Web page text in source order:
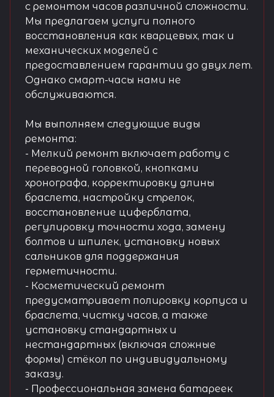
с ремонтом часов различной сложности.
Мы предлагаем услуги полного
восстановления как кварцевых, так и
механических моделей с
предоставлением гарантии до двух лет.
Однако смарт-часы нами не
обслуживаются.
Мы выполняем следующие виды
ремонта:
- Мелкий ремонт включает работу с
переводной головкой, кнопками
хронографа, корректировку длины
браслета, настройку стрелок,
восстановление циферблата,
регулировку точности хода, замену
болтов и шпилек, установку новых
сальников для поддержания
герметичности.
- Косметический ремонт
предусматривает полировку корпуса и
браслета, чистку часов, а также
установку стандартных и
нестандартных (включая сложные
формы) стёкол по индивидуальному
заказу.
- Профессиональная замена батареек